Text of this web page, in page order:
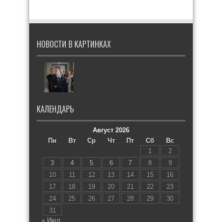
НОВОСТИ В КАРТИНКАХ
КАЛЕНДАРЬ
Август 2026
Пн
Вт Ср Чт Пт Сб
Вс
1
2
3
4 5 6 7 8
9
10
11 12 13 14 15
16
17
18 19 20 21 22
23
24
25 26 27 28 29
30
31
« Июл